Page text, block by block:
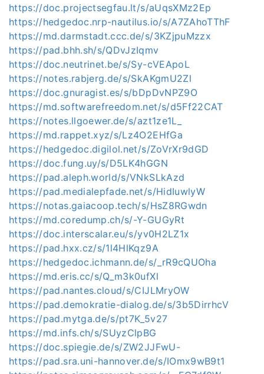
https://doc.projectsegfau.lt/s/aUqsXMz2Ep
https://hedgedoc.nrp-nautilus.io/s/A7ZAhoTThF
https://md.darmstadt.ccc.de/s/3KZjpuMzzx
https://pad.bhh.sh/s/QDvJzIqmv
https://doc.neutrinet.be/s/Sy-cVEApoL
https://notes.rabjerg.de/s/SkAKgmU2Zl
https://doc.gnuragist.es/s/bDpDvNPZ9O
https://md.softwarefreedom.net/s/d5Ff22CAT
https://notes.llgoewer.de/s/azt1ze1L_
https://md.rappet.xyz/s/Lz4O2EHfGa
https://hedgedoc.digilol.net/s/ZoVrXr9dGD
https://doc.fung.uy/s/D5LK4hGGN
https://pad.aleph.world/s/VNkSLkAzd
https://pad.medialepfade.net/s/HidIuwlyW
https://notas.gaiacoop.tech/s/HsZ8RGwdn
https://md.coredump.ch/s/-Y-GUGyRt
https://doc.interscalar.eu/s/yv0H2LZ1x
https://pad.hxx.cz/s/1l4HlKqz9A
https://hedgedoc.ichmann.de/s/_rR9cQUOha
https://md.eris.cc/s/Q_m3k0ufXl
https://pad.nantes.cloud/s/CIJLMryOW
https://pad.demokratie-dialog.de/s/3b5DirrhcV
https://pad.mytga.de/s/pt7K_5v27
https://md.infs.ch/s/SUyzClpBG
https://doc.spiegie.de/s/ZW2JJFwU-
https://pad.sra.uni-hannover.de/s/IOmx9wB9t1